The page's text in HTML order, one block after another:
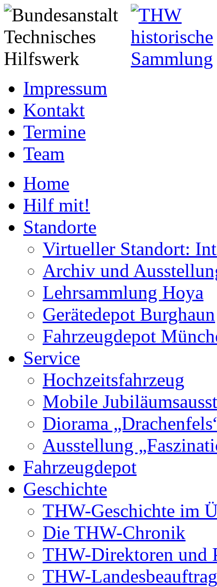
Impressum
Kontakt
Termine
Team
Home
Hilf mit!
Standorte
Virtueller Standort:
Archiv und
Lehrsammlung Hoya
Gerätedepot Burghaun
Fahrzeugdepot
Service
Hochzeitsfahrzeug
Mobile
Diorama
Ausstellung
Fahrzeugdepot
Geschichte
THW-Geschichte im
Die THW-Chronik
THW-Direktoren und
THW-